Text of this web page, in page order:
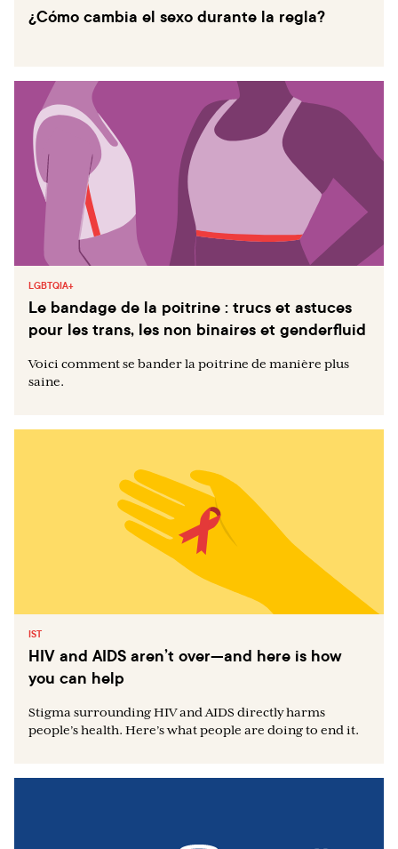
¿Cómo cambia el sexo durante la regla?
LGBTQIA+
Le bandage de la poitrine : trucs et astuces
pour les trans, les non binaires et genderfluid
Voici comment se bander la poitrine de manière plus
saine.
IST
HIV and AIDS aren’t over—and here is how
you can help
Stigma surrounding HIV and AIDS directly harms
people’s health. Here’s what people are doing to end it.